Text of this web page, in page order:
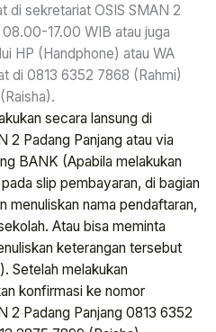
di sekretariat OSIS SMAN 2
08.00-17.00 WIB atau juga
HP (Handphone) atau WA
di 0813 6352 7868 (Rahmi)
secara lansung di
2 Padang Panjang atau via
BANK (Apabila melakukan
slip pembayaran, di bagian
menuliskan nama pendaftaran,
Atau bisa meminta
keterangan tersebut
Setelah melakukan
konfirmasi ke nomor
2 Padang Panjang 0813 6352